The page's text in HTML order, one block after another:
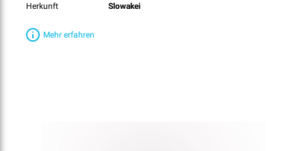
Herkunft
Slowakei
Mehr erfahren